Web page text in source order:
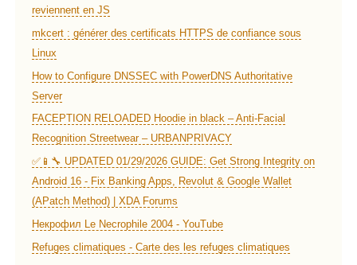
reviennent en JS
mkcert : générer des certificats HTTPS de confiance sous
Linux
How to Configure DNSSEC with PowerDNS Authoritative
Server
FACEPTION RELOADED Hoodie in black – Anti-Facial
Recognition Streetwear – URBANPRIVACY
✅📱🔧 UPDATED 01/29/2026 GUIDE: Get Strong Integrity on
Android 16 - Fix Banking Apps, Revolut & Google Wallet
(APatch Method) | XDA Forums
Некрофил Le Necrophile 2004 - YouTube
Refuges climatiques - Carte des les refuges climatiques